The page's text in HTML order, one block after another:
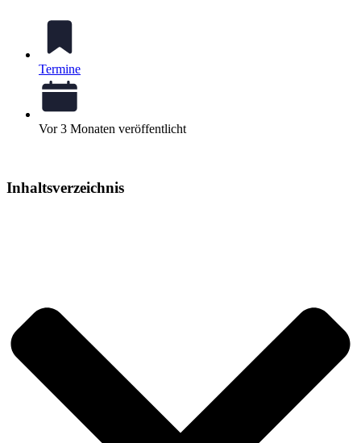
Termine
Vor 3 Monaten veröffentlicht
Inhaltsverzeichnis